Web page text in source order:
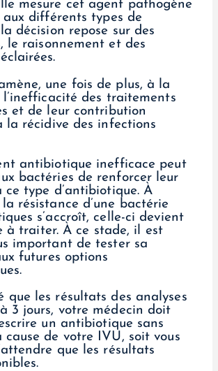
mesure cet agent pathogène
aux différents types de
décision repose sur des
le raisonnement et des
une fois de plus, à la
l’inefficacité des traitements
et de leur contribution
la récidive des infections
antibiotique inefficace peut
bactéries de renforcer leur
ce type d’antibiotique. À
résistance d’une bactérie
s’accroît, celle-ci devient
à traiter. À ce stade, il est
important de tester sa
futures options
que les résultats des analyses
3 jours, votre médecin doit
un antibiotique sans
de votre IVU, soit vous
que les résultats